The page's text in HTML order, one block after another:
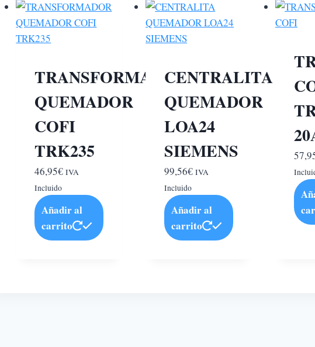
TRANSFORMADOR
QUEMADOR
COFI
TRK235
46,95€ IVA
Incluido
Añadir al
carrito
CENTRALITA
QUEMADOR
LOA24
SIEMENS
99,56€ IVA
Incluido
Añadir al
carrito